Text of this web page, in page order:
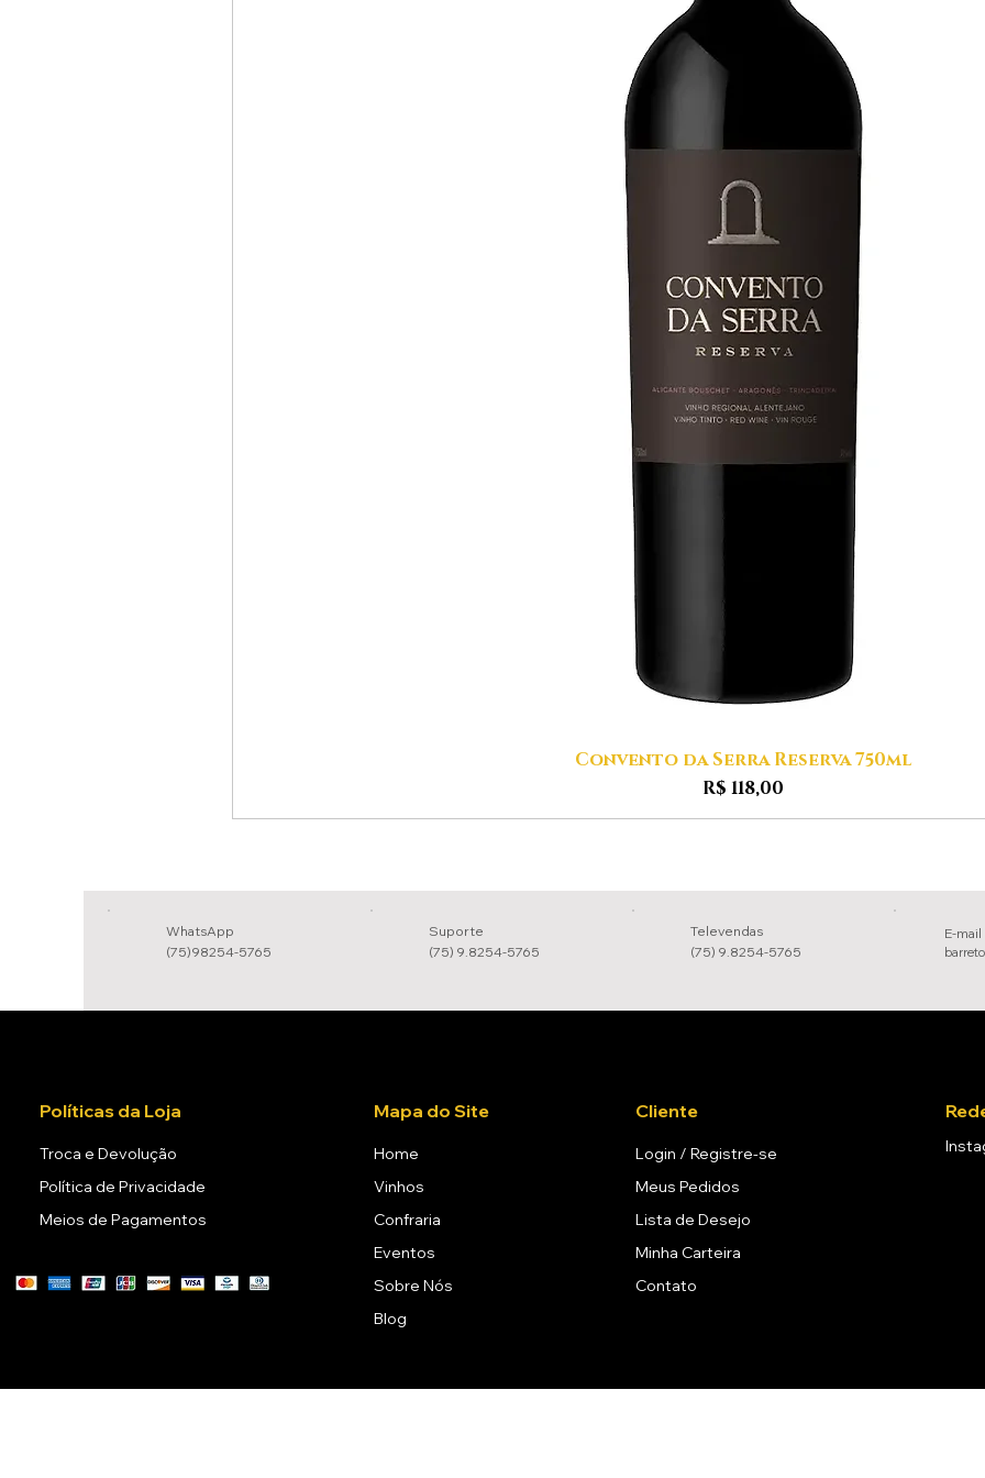
Visualização rápida
Convento da Serra Reserva 750ml
Preço
R$ 118,00
WhatsApp
(75)98254-5765
Suporte
(75) 9.8254-5765
Televendas
(75) 9.8254-5765
E-mail
Políticas da Loja
Troca e Devolução
Política de Privacidade
Meios de Pagamentos
Mapa do Site
Home
Vinhos
Confraria
Eventos
Sobre Nós
Blog
Cliente
Login / Registre-se
Meus Pedidos
Lista de Desejo
Minha Carteira
Contato